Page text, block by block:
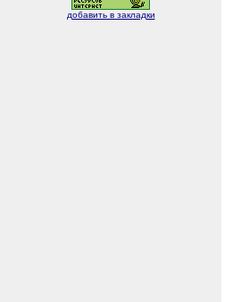
добавить в закладки